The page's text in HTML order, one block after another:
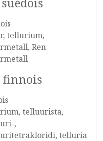
tellurium,
Ren
finnois
telluurista,
,
telluria